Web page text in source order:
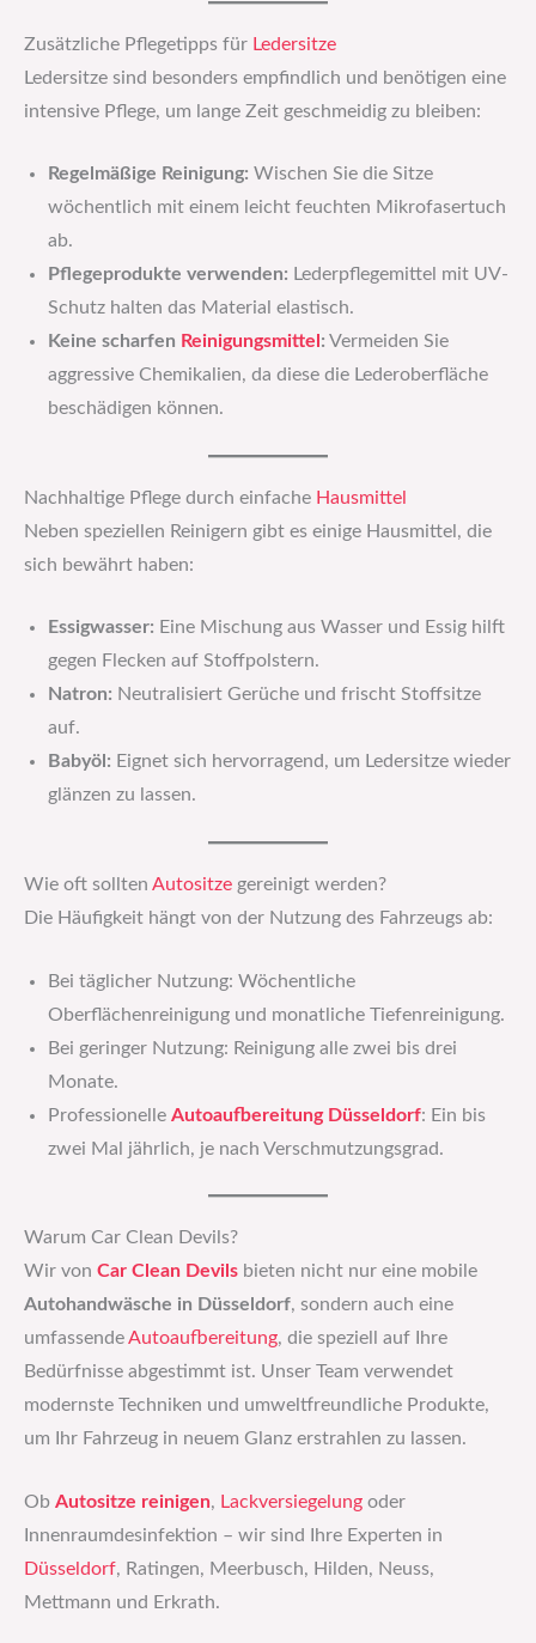
Zusätzliche Pflegetipps für Ledersitze
Ledersitze sind besonders empfindlich und benötigen eine
intensive Pflege, um lange Zeit geschmeidig zu bleiben:
Regelmäßige Reinigung: Wischen Sie die Sitze
wöchentlich mit einem leicht feuchten Mikrofasertuch
ab.
Pflegeprodukte verwenden: Lederpflegemittel mit UV-
Schutz halten das Material elastisch.
Keine scharfen Reinigungsmittel : Vermeiden Sie
aggressive Chemikalien, da diese die Lederoberfläche
beschädigen können.
Nachhaltige Pflege durch einfache Hausmittel
Neben speziellen Reinigern gibt es einige Hausmittel, die
sich bewährt haben:
Essigwasser: Eine Mischung aus Wasser und Essig hilft
gegen Flecken auf Stoffpolstern.
Natron: Neutralisiert Gerüche und frischt Stoffsitze
auf.
Babyöl: Eignet sich hervorragend, um Ledersitze wieder
glänzen zu lassen.
Wie oft sollten Autositze gereinigt werden?
Die Häufigkeit hängt von der Nutzung des Fahrzeugs ab:
Bei täglicher Nutzung: Wöchentliche
Oberflächenreinigung und monatliche Tiefenreinigung.
Bei geringer Nutzung: Reinigung alle zwei bis drei
Monate.
Professionelle Autoaufbereitung Düsseldorf: Ein bis
zwei Mal jährlich, je nach Verschmutzungsgrad.
Warum Car Clean Devils?
Wir von Car Clean Devils bieten nicht nur eine mobile
Autohandwäsche in Düsseldorf, sondern auch eine
umfassende Autoaufbereitung, die speziell auf Ihre
Bedürfnisse abgestimmt ist. Unser Team verwendet
modernste Techniken und umweltfreundliche Produkte,
um Ihr Fahrzeug in neuem Glanz erstrahlen zu lassen.
Ob Autositze reinigen, Lackversiegelung oder
Innenraumdesinfektion – wir sind Ihre Experten in
Düsseldorf, Ratingen, Meerbusch, Hilden, Neuss,
Mettmann und Erkrath.